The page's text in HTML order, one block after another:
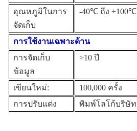
อุณหภูมิในการ
จัดเก็บ
-40℃ ถึง +100℃
การใช้งานเฉพาะด้าน
การจัดเก็บ
ข้อมูล
>10 ปี
เขียนใหม่:
100,000 ครั้ง
การปรับแต่ง
พิมพ์โลโก้บริษัท